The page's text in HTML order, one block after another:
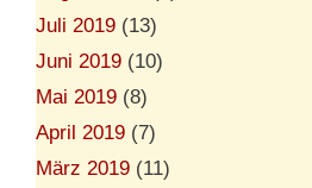
Juli 2019 (13)
Juni 2019 (10)
Mai 2019 (8)
April 2019 (7)
März 2019 (11)